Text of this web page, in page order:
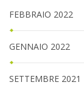
FEBBRAIO 2022
GENNAIO 2022
SETTEMBRE 2021